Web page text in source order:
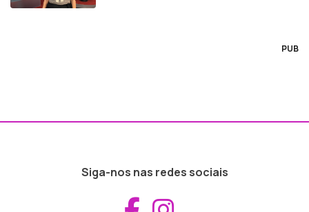
PUB
Siga-nos nas redes sociais